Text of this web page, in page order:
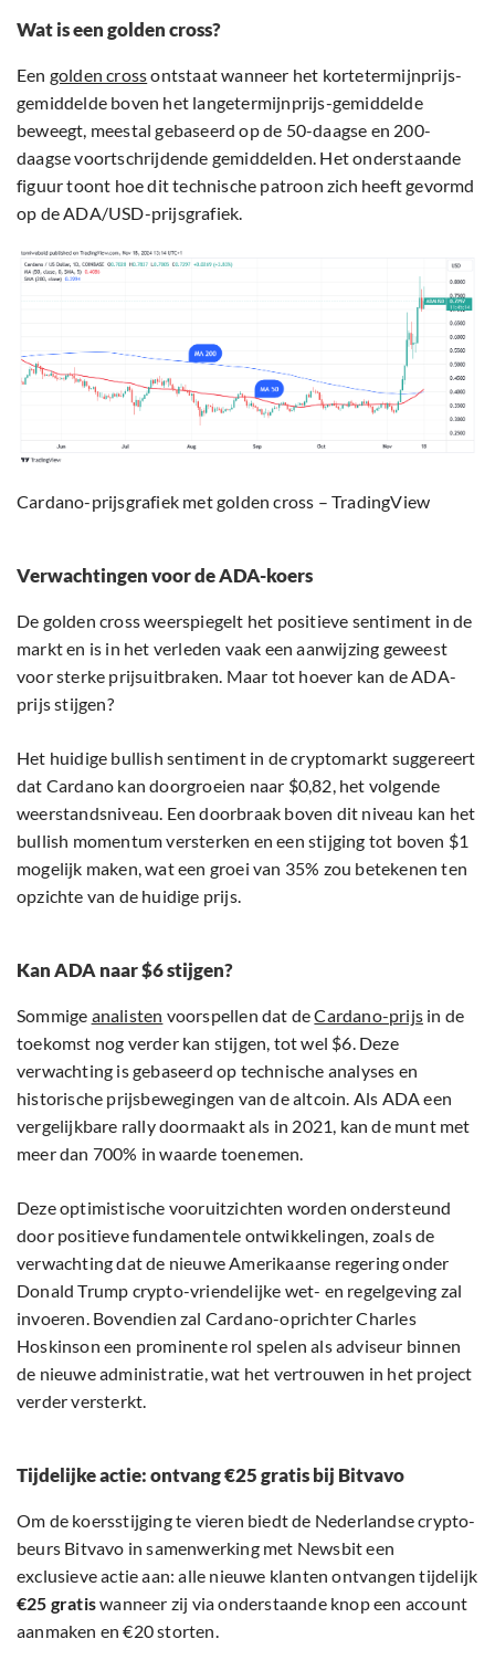
Wat is een golden cross?
Een golden crossontstaat wanneer het kortetermijnprijs-
gemiddelde boven het langetermijnprijs-gemiddelde
beweegt, meestal gebaseerd op de 50-daagse en 200-
daagse voortschrijdende gemiddelden. Het onderstaande
figuur toont hoe dit technische patroon zich heeft gevormd
op de ADA/USD-prijsgrafiek.
Cardano-prijsgrafiek met golden cross – TradingView
Verwachtingen voor de ADA-koers
De golden cross weerspiegelt het positieve sentiment in de
markt en is in het verleden vaak een aanwijzing geweest
voor sterke prijsuitbraken. Maar tot hoever kan de ADA-
prijs stijgen?
Het huidige bullish sentiment in de cryptomarkt suggereert
dat Cardano kan doorgroeien naar $0,82, het volgende
weerstandsniveau. Een doorbraak boven dit niveau kan het
bullish momentum versterken en een stijging tot boven $1
mogelijk maken, wat een groei van 35% zou betekenen ten
opzichte van de huidige prijs.
Kan ADA naar $6 stijgen?
Sommige analisten voorspellen dat deCardano-prijs in de
toekomst nog verder kan stijgen, tot wel $6. Deze
verwachting is gebaseerd op technische analyses en
historische prijsbewegingen van de altcoin. Als ADA een
vergelijkbare rally doormaakt als in 2021, kan de munt met
meer dan 700% in waarde toenemen.
Deze optimistische vooruitzichten worden ondersteund
door positieve fundamentele ontwikkelingen, zoals de
verwachting dat de nieuwe Amerikaanse regering onder
Donald Trump crypto-vriendelijke wet- en regelgeving zal
invoeren. Bovendien zal Cardano-oprichter Charles
Hoskinson een prominente rol spelen als adviseur binnen
de nieuwe administratie, wat het vertrouwen in het project
verder versterkt.
Tijdelijke actie: ontvang €25 gratis bij Bitvavo
Om de koersstijging te vieren biedt de Nederlandse crypto-
beurs Bitvavo in samenwerking met Newsbit een
exclusieve actie aan: alle nieuwe klanten ontvangen tijdelijk
€25 gratiswanneer zij via onderstaande knop een account
aanmaken en €20 storten.